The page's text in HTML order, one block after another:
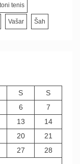
tenis
Vašar Šah
S
S
6
7
13
14
20
21
27
28